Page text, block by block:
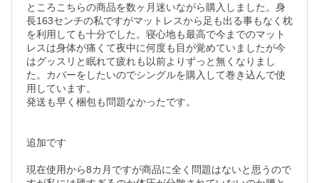
ところこちらの商品を数ヶ月迷いながら購入しました。身
長163センチの私ですがマットレスから足も出る事もなく枕
を利用しても十分でした。寝心地も最高で今までのマット
レスは身体が痛くて夜中に何度も目が覚めていましたが今
はグッスリと眠れて疲れも以前よりずっと無くなりまし
た。カバーをしたいのでシングルを購入して巻き込んで使
用しています。
発送も早く梱包も問題なかったです。
追加です
現在使用から8カ月ですが商品に全く問題はないと思うので